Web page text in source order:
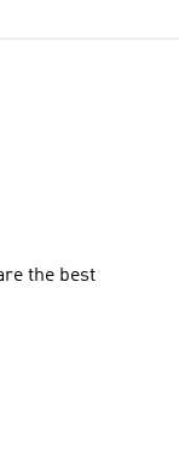
the best